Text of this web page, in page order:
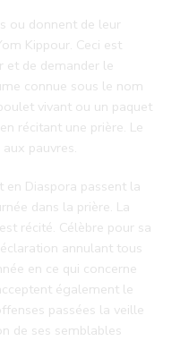
ou donnent de leur
Kippour. Ceci est
et de demander le
connue sous le nom
vivant ou un paquet
récitant une prière. Le
pauvres.
Diaspora passent la
dans la prière. La
est récité. Célèbre pour sa
annulant tous
en ce qui concerne
également le
passées la veille
de ses semblables